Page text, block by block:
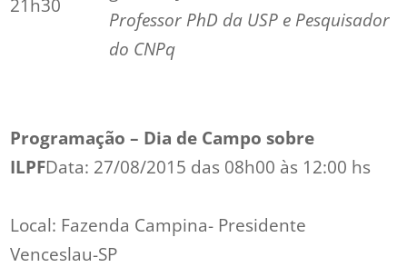
21h30
Professor PhD da USP e Pesquisador
do CNPq
Programação – Dia de Campo sobre
ILPFData: 27/08/2015 das 08h00 às 12:00 hs
Local: Fazenda Campina- Presidente
Venceslau-SP